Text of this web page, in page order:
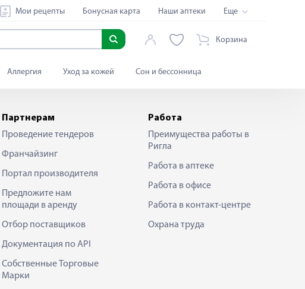
Мои рецепты Бонусная карта Наши аптеки Еще
Корзина
Аллергия Уход за кожей Сон и бессонница
Партнерам
Проведение тендеров
Франчайзинг
Портал производителя
Предложите нам
площади в аренду
Отбор поставщиков
Документация по API
Собственные Торговые
Марки
Работа
Преимущества работы в
Ригла
Работа в аптеке
Работа в офисе
Работа в контакт-центре
Охрана труда